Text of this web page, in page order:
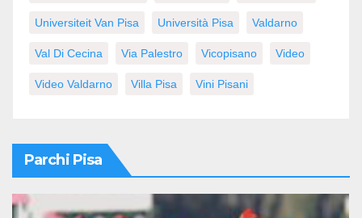
Universiteit Van Pisa Università Pisa Valdarno
Val Di Cecina Via Palestro Vicopisano Video
Video Valdarno Villa Pisa Vini Pisani
Parchi Pisa